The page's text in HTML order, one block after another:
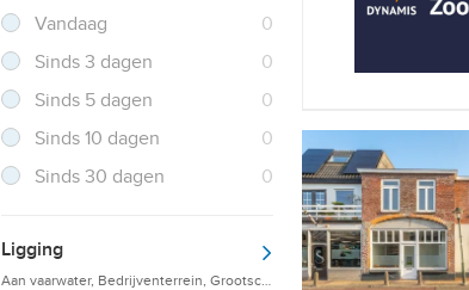
Filter verwijderen
Vandaag 0
Sinds 3 dagen
0
Sinds 5 dagen
0
Sinds 10 dagen
0
Sinds 30 dagen
0
Ligging
Aan vaarwater, Bedrijventerrein, Grootschalige detailhandelsvestigingen